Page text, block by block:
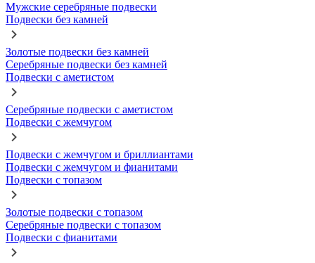
Мужские серебряные подвески
Подвески без камней
Золотые подвески без камней
Серебряные подвески без камней
Подвески с аметистом
Серебряные подвески с аметистом
Подвески с жемчугом
Подвески с жемчугом и бриллиантами
Подвески с жемчугом и фианитами
Подвески с топазом
Золотые подвески с топазом
Серебряные подвески с топазом
Подвески с фианитами